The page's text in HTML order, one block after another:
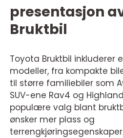
presentasjon
Bruktbil
Toyota Bruktbil inkluderer
modeller, fra kompakte
til større familiebiler som
SUV-ene Rav4 og
populære valg blant
ønsker mer plass og